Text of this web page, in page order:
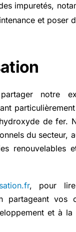
impuretés,
et poser
notre
de fer.
du secteur,
renouvelables
, pour lire
partageant vos
et à